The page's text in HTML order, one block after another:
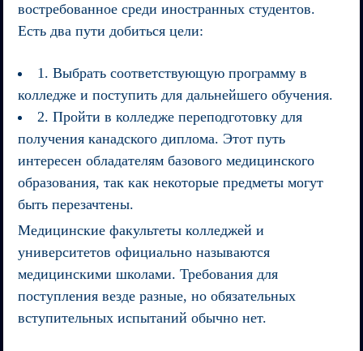
востребованное среди иностранных студентов.
Есть два пути добиться цели:
1. Выбрать соответствующую программу в
колледже и поступить для дальнейшего обучения.
2. Пройти в колледже переподготовку для
получения канадского диплома. Этот путь
интересен обладателям базового медицинского
образования, так как некоторые предметы могут
быть перезачтены.
Медицинские факультеты колледжей и
университетов официально называются
медицинскими школами. Требования для
поступления везде разные, но обязательных
вступительных испытаний обычно нет.